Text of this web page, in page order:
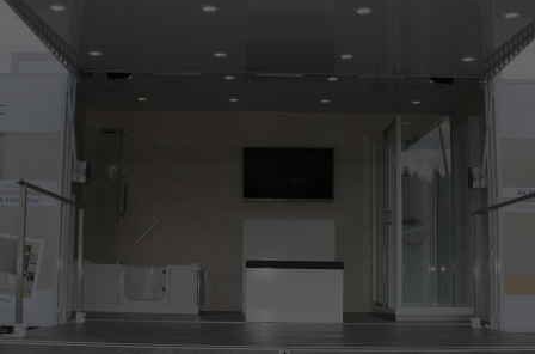
Der Eintrag "offcanvas-col4" existiert leider nicht.